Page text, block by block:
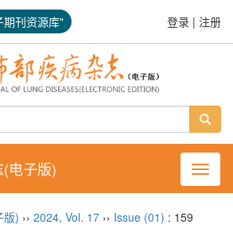
期刊资源库" 登录 | 注册
导航
电子版)
版) ›› 2024, Vol. 17 ›› Issue (01) : 159